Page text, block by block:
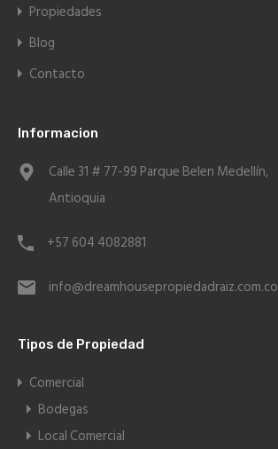
Propiedades
Blog
Contacto
Informacion
Calle 31 # 77-99 Parque Belen Medellín,
Antioquia
+57 604 4082881
info@dreamhousepropiedadraiz.com.co
Tipos de Propiedad
Comercial
Bodegas
Local Comercial